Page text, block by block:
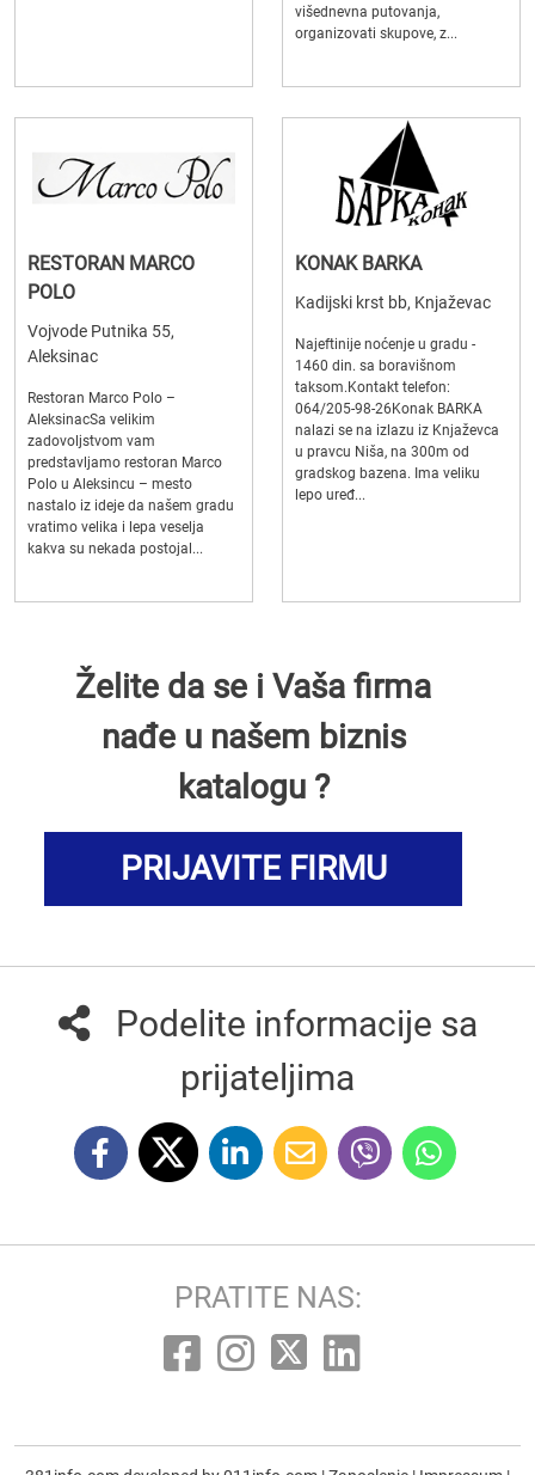
višednevna putovanja,
organizovati skupove, z...
RESTORAN MARCO
POLO
Vojvode Putnika 55,
Aleksinac
Restoran Marco Polo –
AleksinacSa velikim
zadovoljstvom vam
predstavljamo restoran Marco
Polo u Aleksincu – mesto
nastalo iz ideje da našem gradu
vratimo velika i lepa veselja
kakva su nekada postojal...
KONAK BARKA
Kadijski krst bb, Knjaževac
Najeftinije noćenje u gradu -
1460 din. sa boravišnom
taksom.Kontakt telefon:
064/205-98-26Konak BARKA
nalazi se na izlazu iz Knjaževca
u pravcu Niša, na 300m od
gradskog bazena. Ima veliku
lepo uređ...
Želite da se i Vaša firma
nađe u našem biznis
katalogu ?
PRIJAVITE FIRMU
Podelite informacije sa
prijateljima
PRATITE NAS: